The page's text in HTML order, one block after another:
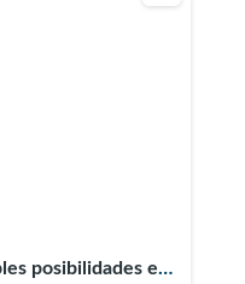
posibilidades en